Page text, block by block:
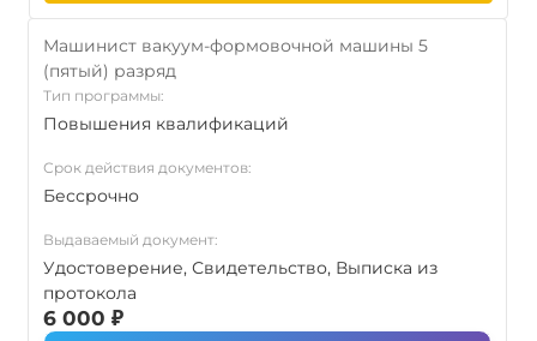
Машинист вакуум-формовочной машины 5
(пятый) разряд
Тип программы:
Повышения квалификаций
Срок действия документов:
Бессрочно
Выдаваемый документ:
Удостоверение, Свидетельство, Выписка из
протокола
6 000 ₽